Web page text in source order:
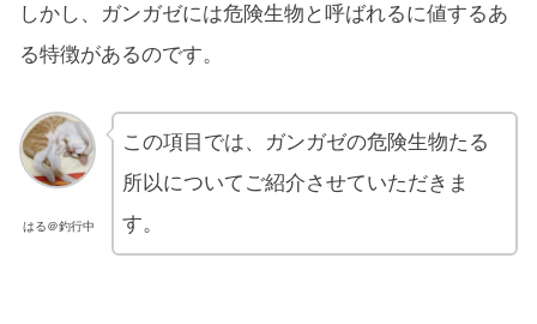
しかし、ガンガゼには危険生物と呼ばれるに値するあ
る特徴があるのです。
はる＠釣行中
この項目では、ガンガゼの危険生物たる
所以についてご紹介させていただきま
す。